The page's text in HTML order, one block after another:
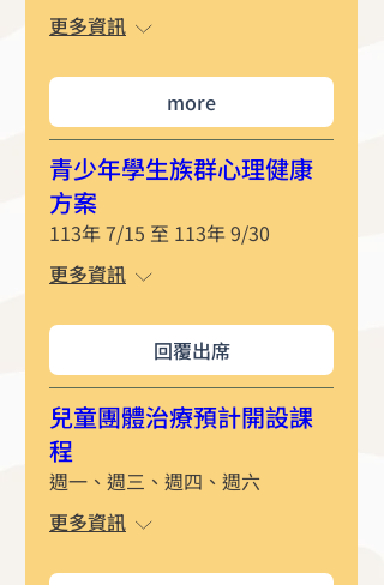
更多資訊
more
青少年學生族群心理健康
方案
113年 7/15 至 113年 9/30
更多資訊
回覆出席
兒童團體治療預計開設課
程
週一、週三、週四、週六
更多資訊